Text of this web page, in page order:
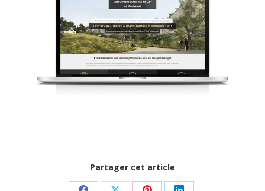
Partager cet article